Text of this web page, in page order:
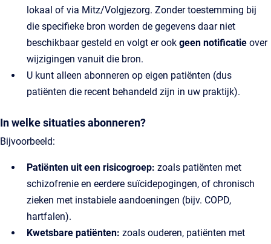
lokaal of via Mitz/Volgjezorg. Zonder toestemming bij
die specifieke bron worden de gegevens daar niet
beschikbaar gesteld en volgt er ook geen notificatie over
wijzigingen vanuit die bron.
U kunt alleen abonneren op eigen patiënten (dus
patiënten die recent behandeld zijn in uw praktijk).
In welke situaties abonneren?
Bijvoorbeeld:
Patiënten uit een risicogroep: zoals patiënten met
schizofrenie en eerdere suïcidepogingen, of chronisch
zieken met instabiele aandoeningen (bijv. COPD,
hartfalen).
Kwetsbare patiënten: zoals ouderen, patiënten met